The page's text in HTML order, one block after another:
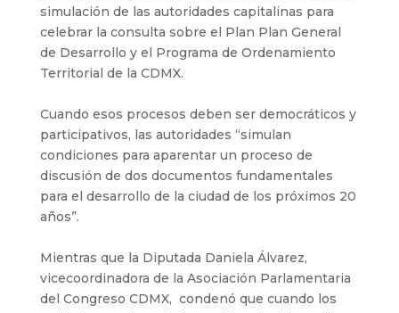
simulación de las autoridades capitalinas para
celebrar la consulta sobre el Plan Plan General
de Desarrollo y el Programa de Ordenamiento
Territorial de la CDMX.
Cuando esos procesos deben ser democráticos y
participativos, las autoridades “simulan
condiciones para aparentar un proceso de
discusión de dos documentos fundamentales
para el desarrollo de la ciudad de los próximos 20
años”.
Mientras que la Diputada Daniela Álvarez,
vicecoordinadora de la Asociación Parlamentaria
del Congreso CDMX, condenó que cuando los